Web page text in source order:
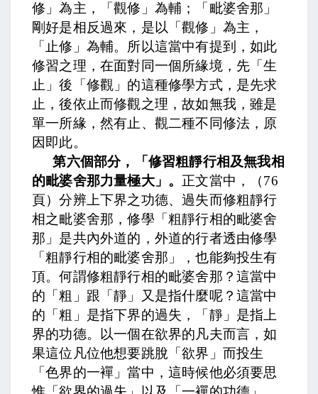
修」為主，「觀修」為輔；「毗婆舍那」
剛好是相反過來，是以「觀修」為主，
「止修」為輔。所以這當中有提到，如此
修習之理， 在面對同一個所緣境，先「生
止」後「修觀」的這種修學方式， 是先求
止，後依止而修觀之理，故如無我，雖是
單一所緣，然有止、觀二種不同修法，原
因即此。
第六個部分，「修習粗靜行相及無我相
的毗婆舍那力量極大」。 正文當中， （76
頁）分辨上下界之功德、過失而修粗靜行
相之毗婆舍那，修學「粗靜行相的毗婆舍
那」是共內外道的，外道的行者透由修學
「粗靜行相的毗婆舍那」，也能夠投生有
頂。何謂修粗靜行相的毗婆舍那？這當中
的「粗」跟「靜」又是指什麼呢？這當中
的「粗」是指下界的過失，「靜」是指上
界的功德。以一個在欲界的凡夫而言，如
果這位凡位他想要跳脫「欲界」而投生
「色界的一襌」當中，這時候他必須要思